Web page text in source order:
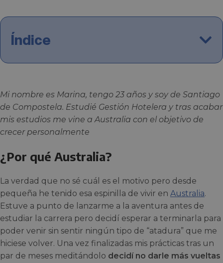
Índice
Mi nombre es Marina, tengo 23 años y soy de Santiago
de Compostela. Estudié Gestión Hotelera y tras acabar
mis estudios me vine a Australia con el objetivo de
crecer personalmente
¿Por qué Australia?
La verdad que no sé cuál es el motivo pero desde
pequeña he tenido esa espinilla de vivir en Australia.
Estuve a punto de lanzarme a la aventura antes de
estudiar la carrera pero decidí esperar a terminarla para
poder venir sin sentir ningún tipo de “atadura” que me
hiciese volver. Una vez finalizadas mis prácticas tras un
par de meses meditándolo decidí no darle más vueltas